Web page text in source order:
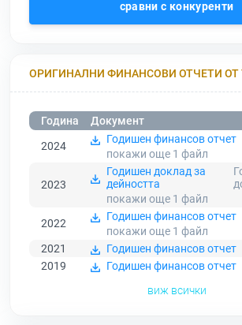
сравни с конкуренти
ОРИГИНАЛНИ ФИНАНСОВИ ОТЧЕТИ ОТ
Година
Документ
2024
Годишен финансов отчет
покажи още 1 файл
2023
Годишен доклад за
дейността
покажи още 1 файл
2022
Годишен финансов отчет
покажи още 1 файл
2021
Годишен финансов отчет
2019
Годишен финансов отчет
виж всички